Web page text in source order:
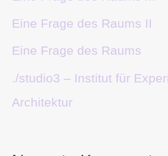
Eine Frage des Raums II
Eine Frage des Raums
./studio3 – Institut für
Architektur